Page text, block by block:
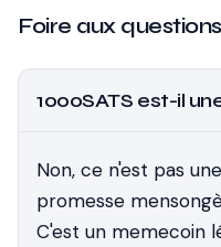
Foire aux questions
1000SATS est-il
Non, ce n'est pas
promesse
C'est un memecoin